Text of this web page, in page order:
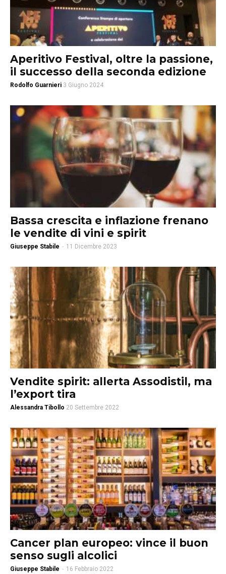
Aperitivo Festival, oltre la passione,
il successo della seconda edizione
Rodolfo Guarnieri 3 Giugno 2024
Bassa crescita e inflazione frenano
le vendite di vini e spirit
Giuseppe Stabile - 11 Dicembre 2023
Vendite spirit: allerta Assodistil, ma
l’export tira
Alessandra Tibollo 20 Settembre 2022
Cancer plan europeo: vince il buon
senso sugli alcolici
Giuseppe Stabile - 16 Febbraio 2022